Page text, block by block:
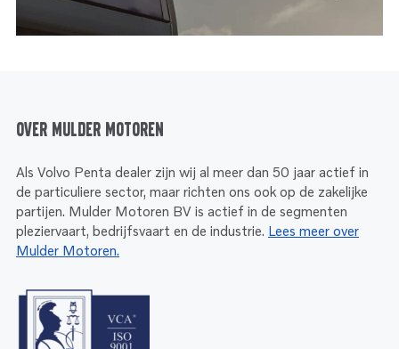
Over Mulder Motoren
Als Volvo Penta dealer zijn wij al meer dan 50 jaar actief in
de particuliere sector, maar richten ons ook op de zakelijke
partijen. Mulder Motoren BV is actief in de segmenten
pleziervaart, bedrijfsvaart en de industrie. Lees meer over
Mulder Motoren.